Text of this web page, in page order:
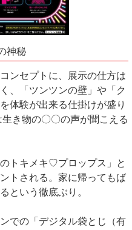
神秘
ンセプトに、展示の仕方は
、「ツンツンの壁」や「ク
体験が出来る仕掛けが盛り
き物の〇〇の声が聞こえる
トキメキ♡プロップス」と
トされる。家に帰ってもば
という徹底ぶり。
での「デジタル袋とじ（有